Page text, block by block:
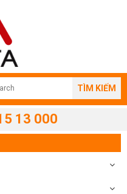
TÌM KIẾM
13 000